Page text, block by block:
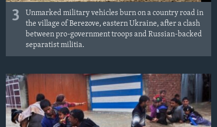
3
Unmarked military vehicles burn on a country road in
the village of Berezove, eastern Ukraine, after a clash
between pro-government troops and Russian-backed
separatist militia.